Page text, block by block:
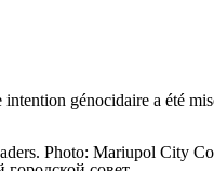
génocidaire a été